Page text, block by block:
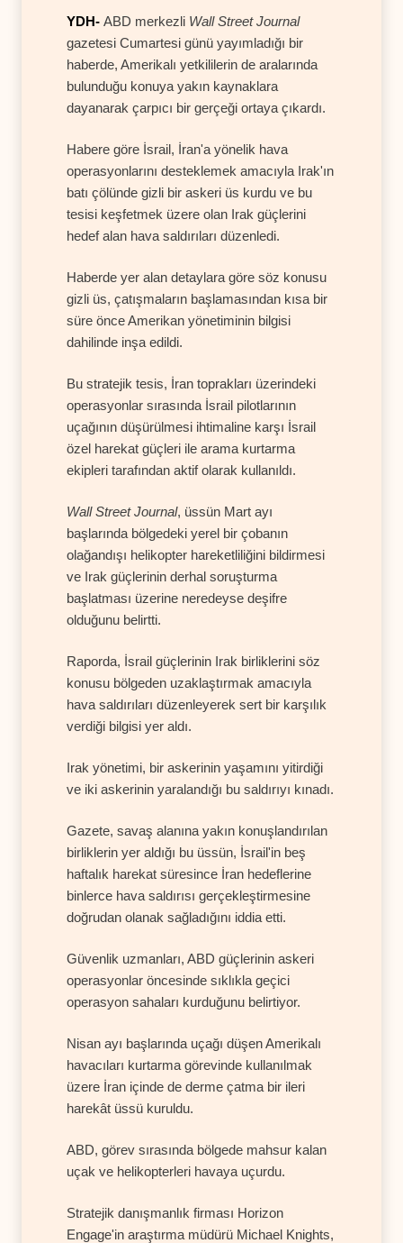
YDH- ABD merkezli Wall Street Journal
gazetesi Cumartesi günü yayımladığı bir
haberde, Amerikalı yetkililerin de aralarında
bulunduğu konuya yakın kaynaklara
dayanarak çarpıcı bir gerçeği ortaya çıkardı.
Habere göre İsrail, İran'a yönelik hava
operasyonlarını desteklemek amacıyla Irak'ın
batı çölünde gizli bir askeri üs kurdu ve bu
tesisi keşfetmek üzere olan Irak güçlerini
hedef alan hava saldırıları düzenledi.
Haberde yer alan detaylara göre söz konusu
gizli üs, çatışmaların başlamasından kısa bir
süre önce Amerikan yönetiminin bilgisi
dahilinde inşa edildi.
Bu stratejik tesis, İran toprakları üzerindeki
operasyonlar sırasında İsrail pilotlarının
uçağının düşürülmesi ihtimaline karşı İsrail
özel harekat güçleri ile arama kurtarma
ekipleri tarafından aktif olarak kullanıldı.
Wall Street Journal, üssün Mart ayı
başlarında bölgedeki yerel bir çobanın
olağandışı helikopter hareketliliğini bildirmesi
ve Irak güçlerinin derhal soruşturma
başlatması üzerine neredeyse deşifre
olduğunu belirtti.
Raporda, İsrail güçlerinin Irak birliklerini söz
konusu bölgeden uzaklaştırmak amacıyla
hava saldırıları düzenleyerek sert bir karşılık
verdiği bilgisi yer aldı.
Irak yönetimi, bir askerinin yaşamını yitirdiği
ve iki askerinin yaralandığı bu saldırıyı kınadı.
Gazete, savaş alanına yakın konuşlandırılan
birliklerin yer aldığı bu üssün, İsrail'in beş
haftalık harekat süresince İran hedeflerine
binlerce hava saldırısı gerçekleştirmesine
doğrudan olanak sağladığını iddia etti.
Güvenlik uzmanları, ABD güçlerinin askeri
operasyonlar öncesinde sıklıkla geçici
operasyon sahaları kurduğunu belirtiyor.
Nisan ayı başlarında uçağı düşen Amerikalı
havacıları kurtarma görevinde kullanılmak
üzere İran içinde de derme çatma bir ileri
harekât üssü kuruldu.
ABD, görev sırasında bölgede mahsur kalan
uçak ve helikopterleri havaya uçurdu.
Stratejik danışmanlık firması Horizon
Engage'in araştırma müdürü Michael Knights,